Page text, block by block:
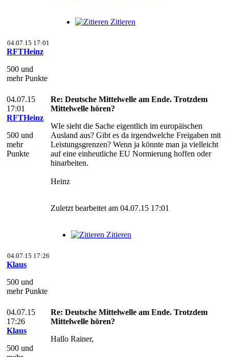
Zitieren
04.07.15 17:01
RFTHeinz
500 und
mehr Punkte
04.07.15
17:01
RFTHeinz
500 und
mehr
Punkte
Re: Deutsche Mittelwelle am Ende. Trotzdem
Mittelwelle hören?
WIe sieht die Sache eigentlich im europäischen
Ausland aus? Gibt es da irgendwelche Freigaben mit
Leistungsgrenzen? Wenn ja könnte man ja vielleicht
auf eine einheutliche EU Normierung hoffen oder
hinarbeiten.
Heinz
Zuletzt bearbeitet am 04.07.15 17:01
Zitieren
04.07.15 17:26
Klaus
500 und
mehr Punkte
04.07.15
17:26
Klaus
500 und
Re: Deutsche Mittelwelle am Ende. Trotzdem
Mittelwelle hören?
Hallo Rainer,